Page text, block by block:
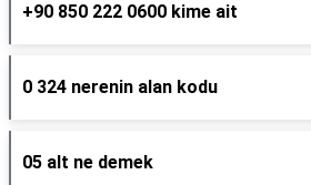
+90 850 222 0600 kime ait
0 324 nerenin alan kodu
05 alt ne demek